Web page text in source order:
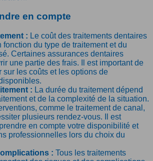
en compte
: Le coût des traitements dentaires
fonction du type de traitement et du
Certaines assurances dentaires
une partie des frais. Il est important de
sur les coûts et les options de
: La durée du traitement dépend
et de la complexité de la situation.
comme le traitement de canal,
plusieurs rendez-vous. Il est
en compte votre disponibilité et
professionnelles lors du choix du
: Tous les traitements